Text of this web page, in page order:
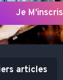
Je M'inscris
articles